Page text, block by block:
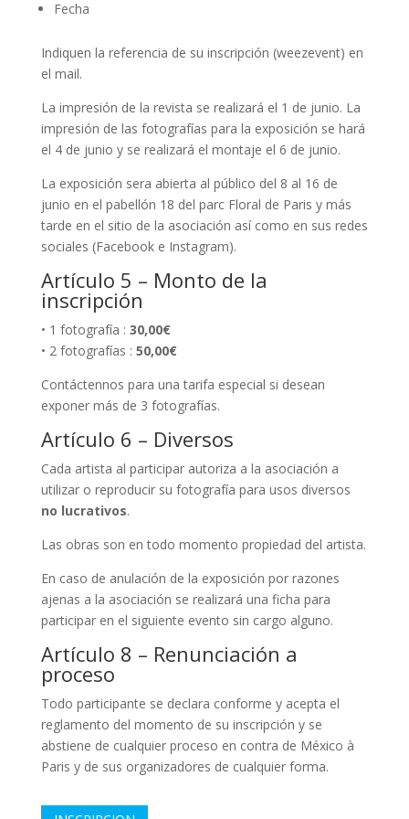
Fecha
Indiquen la referencia de su inscripción (weezevent) en
el mail.
La impresión de la revista se realizará el 1 de junio. La
impresión de las fotografías para la exposición se hará
el 4 de junio y se realizará el montaje el 6 de junio.
La exposición sera abierta al público del 8 al 16 de
junio en el pabellón 18 del parc Floral de Paris y más
tarde en el sitio de la asociación así como en sus redes
sociales (Facebook e Instagram).
Artículo 5 – Monto de la
inscripción
• 1 fotografía : 30,00€
• 2 fotografías : 50,00€
Contáctennos para una tarifa especial si desean
exponer más de 3 fotografías.
Artículo 6 – Diversos
Cada artista al participar autoriza a la asociación a
utilizar o reproducir su fotografía para usos diversos
no lucrativos.
Las obras son en todo momento propiedad del artista.
En caso de anulación de la exposición por razones
ajenas a la asociación se realizará una ficha para
participar en el siguiente evento sin cargo alguno.
Artículo 8 – Renunciación a
proceso
Todo participante se declara conforme y acepta el
reglamento del momento de su inscripción y se
abstiene de cualquier proceso en contra de México à
Paris y de sus organizadores de cualquier forma.